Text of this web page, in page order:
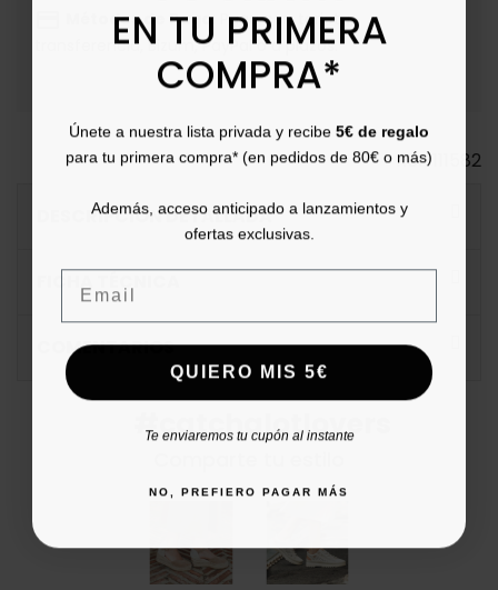
Métodos de Pago: Paga con tarjeta,
transferencia, Bizum, PayPal o a plazos.
Ref. 111582
DESCRIPCIÓN DETALLADA
FICHA TÉCNICA
COMENTARIOS
#catchalotlovers
EN TU PRIMERA
COMPRA*
Únete a nuestra lista privada y recibe 5€ de regalo
para tu primera compra* (en pedidos de 80€ o más)
Además, acceso anticipado a lanzamientos y
ofertas exclusivas.
Email
QUIERO MIS 5€
Te enviaremos tu cupón al instante
NO, PREFIERO PAGAR MÁS